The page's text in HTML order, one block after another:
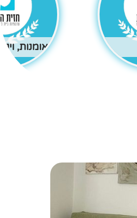
אומנות,